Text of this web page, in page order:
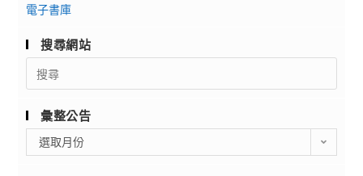
電子書庫
搜尋網站
Search
for:
彙整公告
整
選取月份